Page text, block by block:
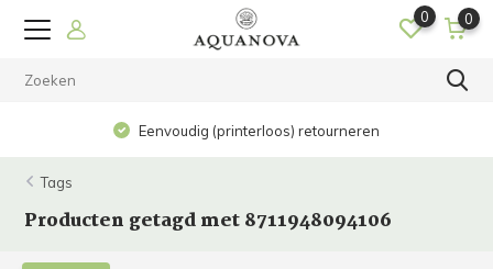
0 0
Eenvoudig (printerloos) retourneren
Tags
Producten getagd met 8711948094106